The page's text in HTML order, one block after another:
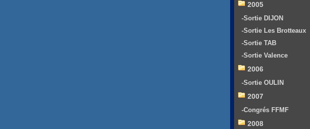
2005
-Sortie DIJON
-Sortie Les Brotteaux
-Sortie TAB
-Sortie Valence
2006
-Sortie OULIN
2007
-Congrés FFMF
2008